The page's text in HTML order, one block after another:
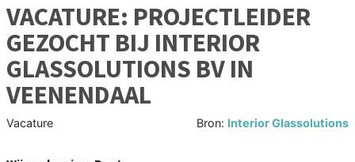
VACATURE: PROJECTLEIDER
GEZOCHT BIJ INTERIOR
GLASSOLUTIONS BV IN
VEENENDAAL
Vacature Bron: Interior Glassolutions